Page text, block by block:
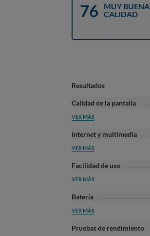
76
MUY BUENA
CALIDAD
Resultados
Calidad de la pantalla
VER MÁS
Internet y multimedia
VER MÁS
Facilidad de uso
VER MÁS
Batería
VER MÁS
Pruebas de rendimiento